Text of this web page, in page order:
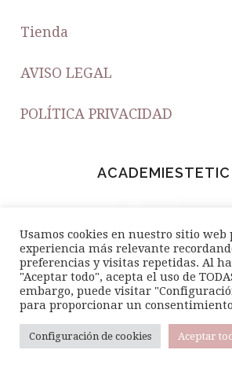
Tienda
AVISO LEGAL
POLÍTICA PRIVACIDAD
Usamos cookies en nuestro sitio
experiencia más relevante
preferencias y visitas repetidas. Al
"Aceptar todo", acepta el uso de
embargo, puede visitar
para proporcionar un consentimiento
Configuración de cookies Aceptar